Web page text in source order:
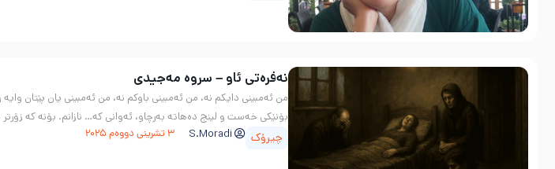
نه‌فره‌تی ئاو – سروه‌ مه‌جیدی
من ئەمبینی دایکم نە، من ئەمبینی باوکم نە، من ئەمبینی یان پێتان
بۆنێکی خەست و لینج دەهاتە بەرچاو، ئەوانی کە… نازانم. بۆنە کە
چیرۆک S.Moradi 3 تشرینی دووەم 2025